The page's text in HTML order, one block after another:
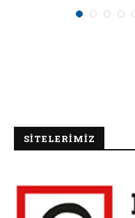
SİTELERİMİZ